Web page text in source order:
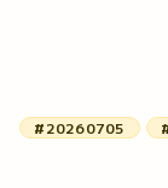
#20260705